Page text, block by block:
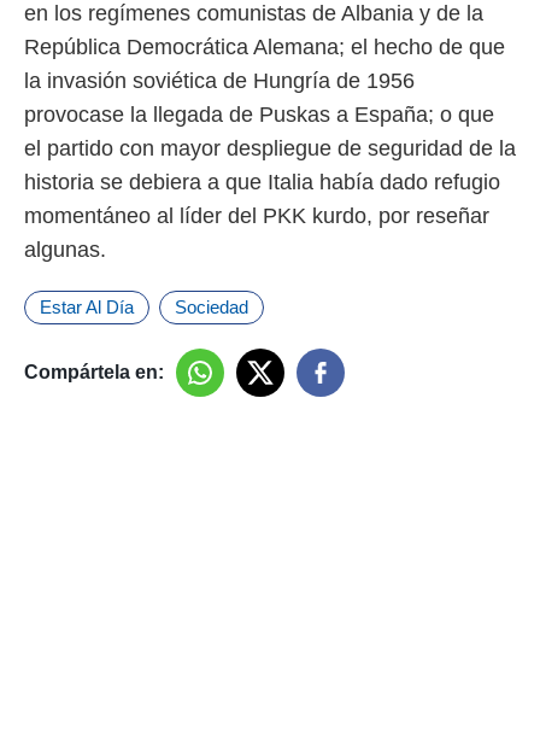
e
publicidad
publicidad
de
en los regímenes comunistas de Albania y de la
República Democrática Alemana; el hecho de que
la invasión soviética de Hungría de 1956
provocase la llegada de Puskas a España; o que
el partido con mayor despliegue de seguridad de la
historia se debiera a que Italia había dado refugio
momentáneo al líder del PKK kurdo, por reseñar
algunas.
Estar Al Día Sociedad
Compártela en: